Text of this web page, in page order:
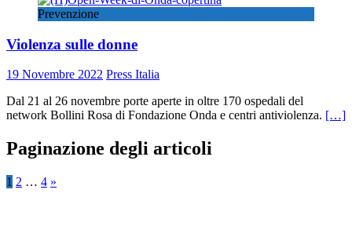
Prevenzione
Violenza sulle donne
19 Novembre 2022 Press Italia
Dal 21 al 26 novembre porte aperte in oltre 170 ospedali del
network Bollini Rosa di Fondazione Onda e centri antiviolenza. […]
Paginazione degli articoli
1 2 … 4 »